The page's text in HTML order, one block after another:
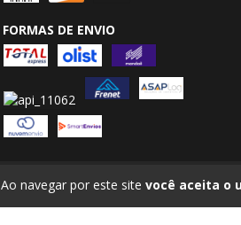
Ao navegar por este site você aceita o
FORMAS DE ENVIO